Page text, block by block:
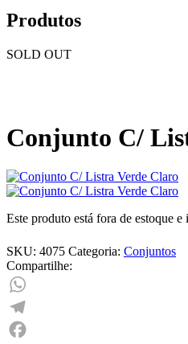
Produtos
SOLD OUT
Conjunto C/
Este produto está fora de estoque
SKU: 4075 Categoria: Conjuntos
Compartilhe:
WhatsApp
Telegram